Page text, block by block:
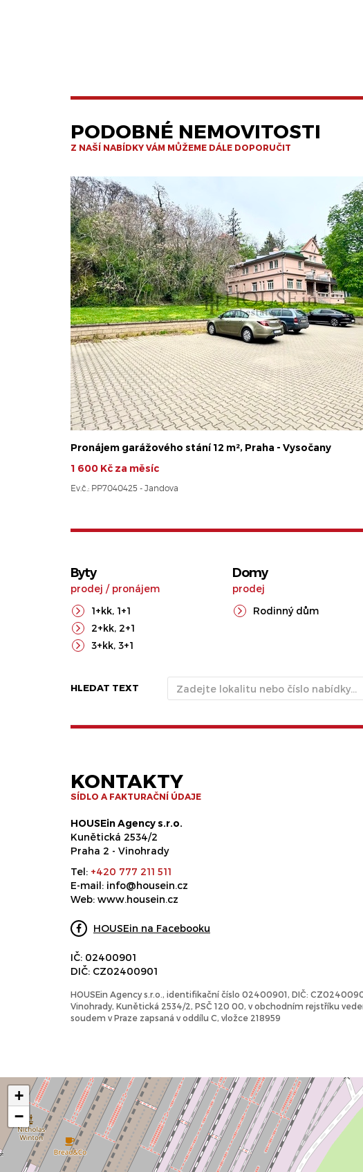
PODOBNÉ NEMOVITOSTI
Z NAŠÍ NABÍDKY VÁM MŮŽEME DÁLE DOPORUČIT
Pronájem garážového stání 12 m², Praha - Vysočany
1 600 Kč za měsíc
Ev.č.: PP7040425 - Jandova
Byty
prodej / pronájem
1+kk, 1+1
2+kk, 2+1
3+kk, 3+1
Domy
prodej
Rodinný dům
HLEDAT TEXT
KONTAKTY
SÍDLO A FAKTURAČNÍ ÚDAJE
HOUSEin Agency s.r.o.
Kunětická 2534/2
Praha 2 - Vinohrady
Tel: +420 777 211 511
E-mail: info@housein.cz
Web: www.housein.cz
HOUSEin na Facebooku
IČ: 02400901
DIČ: CZ02400901
HOUSEin Agency s.r.o., identifikační číslo 02400901, DIČ:
Vinohrady, Kunětická 2534/2, PSČ 120 00, v obchodním rejstříku
soudem v Praze zapsaná v oddílu C, vložce 218959
+
−